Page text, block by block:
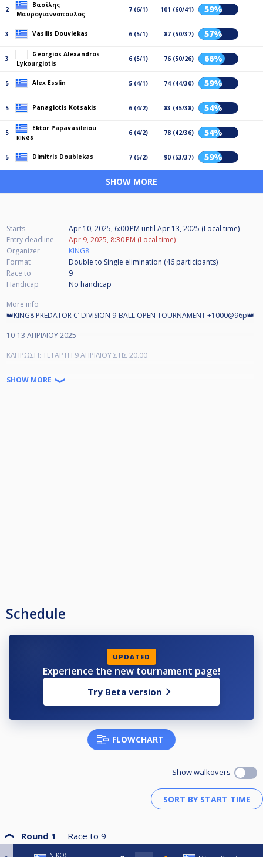
2
Βασίλης
Μαυρογιαννοπουλος
7 (6/1) 101 (60/41) 59%
3 Vasilis Douvlekas 6 (5/1) 87 (50/37) 57%
3
Georgios Alexandros
Lykourgiotis
6 (5/1) 76 (50/26) 66%
5 Alex Esslin 5 (4/1) 74 (44/30) 59%
5 Panagiotis Kotsakis 6 (4/2) 83 (45/38) 54%
5
Ektor Papavasileiou
KING8
6 (4/2) 78 (42/36) 54%
5 Dimitris Doublekas 7 (5/2) 90 (53/37) 59%
SHOW MORE
Starts Apr 10, 2025, 6:00 PM until Apr 13, 2025 (Local time)
Entry deadline
Apr 9, 2025, 8:30 PM (Local time)
Organizer
KING8
Format
Double to Single elimination (46 participants)
Race to
9
Handicap
No handicap
More info
👑KING8 PREDATOR C’ DIVISION 9-BALL OPEN TOURNAMENT +1000@96p👑
10-13 ΑΠΡΙΛΙΟΥ 2025
ΚΛΗΡΩΣΗ: ΤΕΤΑΡΤΗ 9 ΑΠΡΙΛΙΟΥ ΣΤΙΣ 20.00
ΕΠΑΘΛΑ: ΣΥΜΜΕΤΟΧΕΣ +1000💶 στους 96 αθλητές
Αναλογικά:
🔹BENATOS BILLIARDS🔹
✅️Predator Cloth Arcadia
✅Σπάσιμο εναλλάξ στα 9 νικηφόρα παιχνίδια.
🟥Accommodation suggestions / Προτάσεις διαμονής:
1. akraion.com +302108040412
2.
SHOW MORE
Schedule
UPDATED
Experience the new tournament page!
Try Beta version
FLOWCHART
Show walkovers
Round 1 Race to 9